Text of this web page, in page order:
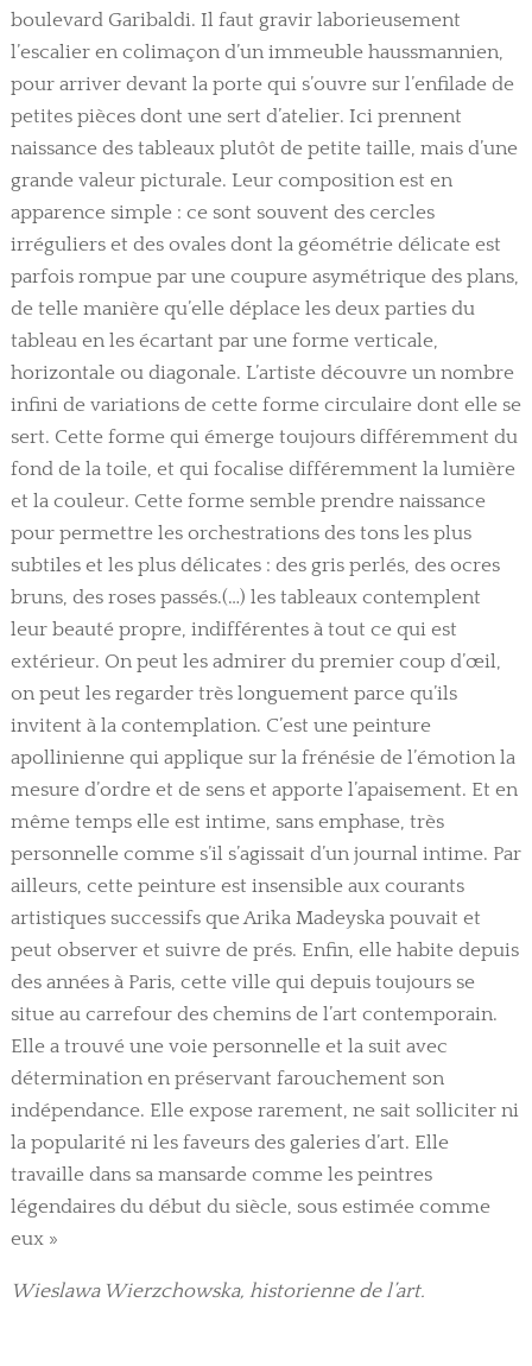
boulevard Garibaldi. Il faut gravir laborieusement
l’escalier en colimaçon d’un immeuble haussmannien,
pour arriver devant la porte qui s’ouvre sur l’enfilade de
petites pièces dont une sert d’atelier. Ici prennent
naissance des tableaux plutôt de petite taille, mais d’une
grande valeur picturale. Leur composition est en
apparence simple : ce sont souvent des cercles
irréguliers et des ovales dont la géométrie délicate est
parfois rompue par une coupure asymétrique des plans,
de telle manière qu’elle déplace les deux parties du
tableau en les écartant par une forme verticale,
horizontale ou diagonale. L’artiste découvre un nombre
infini de variations de cette forme circulaire dont elle se
sert. Cette forme qui émerge toujours différemment du
fond de la toile, et qui focalise différemment la lumière
et la couleur. Cette forme semble prendre naissance
pour permettre les orchestrations des tons les plus
subtiles et les plus délicates : des gris perlés, des ocres
bruns, des roses passés.(…) les tableaux contemplent
leur beauté propre, indifférentes à tout ce qui est
extérieur. On peut les admirer du premier coup d’œil,
on peut les regarder très longuement parce qu’ils
invitent à la contemplation. C’est une peinture
apollinienne qui applique sur la frénésie de l’émotion la
mesure d’ordre et de sens et apporte l’apaisement. Et en
même temps elle est intime, sans emphase, très
personnelle comme s’il s’agissait d’un journal intime. Par
ailleurs, cette peinture est insensible aux courants
artistiques successifs que Arika Madeyska pouvait et
peut observer et suivre de prés. Enfin, elle habite depuis
des années à Paris, cette ville qui depuis toujours se
situe au carrefour des chemins de l’art contemporain.
Elle a trouvé une voie personnelle et la suit avec
détermination en préservant farouchement son
indépendance. Elle expose rarement, ne sait solliciter ni
la popularité ni les faveurs des galeries d’art. Elle
travaille dans sa mansarde comme les peintres
légendaires du début du siècle, sous estimée comme
eux »
Wieslawa Wierzchowska, historienne de l’art.